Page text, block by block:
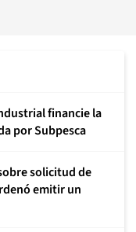
financie la
por Subpesca
solicitud de
emitir un